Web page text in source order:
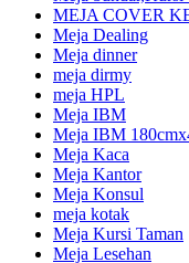
MEJA COVER
Meja Dealing
Meja dinner
meja dirmy
meja HPL
Meja IBM
Meja IBM
Meja Kaca
Meja Kantor
Meja Konsul
meja kotak
Meja Kursi Taman
Meja Lesehan